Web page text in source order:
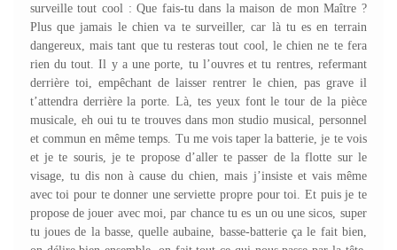
surveille tout cool : Que fais-tu dans la maison de mon Maître ?
Plus que jamais le chien va te surveiller, car là tu es en terrain
dangereux, mais tant que tu resteras tout cool, le chien ne te fera
rien du tout. Il y a une porte, tu l’ouvres et tu rentres, refermant
derrière toi, empêchant de laisser rentrer le chien, pas grave il
t’attendra derrière la porte. Là, tes yeux font le tour de la pièce
musicale, eh oui tu te trouves dans mon studio musical, personnel
et commun en même temps. Tu me vois taper la batterie, je te vois
et je te souris, je te propose d’aller te passer de la flotte sur le
visage, tu dis non à cause du chien, mais j’insiste et vais même
avec toi pour te donner une serviette propre pour toi. Et puis je te
propose de jouer avec moi, par chance tu es un ou une sicos, super
tu joues de la basse, quelle aubaine, basse-batterie ça le fait bien,